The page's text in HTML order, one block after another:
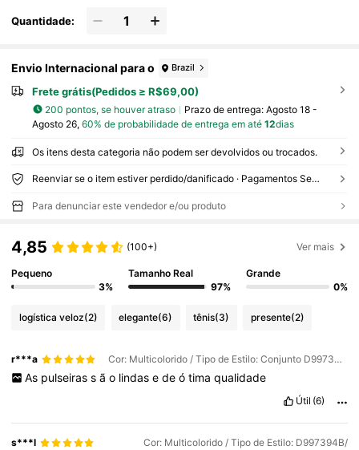
Quantidade:
Envio Internacional para o Brazil
Frete grátis(Pedidos ≥ R$69,00)
200 pontos, se houver atraso Prazo de entrega: Agosto 18 -
Agosto 26, 60% de probabilidade de entrega em até 12dias
Os itens desta categoria não podem ser devolvidos ou trocados.
Reenviar se o item estiver perdido/danificado · Pagamentos Seguros · Proteção de privacidade
Para denunciar este vendedor e/ou produto
4,85 (100+) Ver mais
Pequeno
3%
Tamanho Real
97%
Grande
0%
logística veloz(2) elegante(6) tênis(3) presente(2)
r***a Cor: Multicolorido / Tipo de Estilo: Conjunto D997394B-D997485B
As pulseiras s ã o lindas e de ó tima qualidade
Útil (6)
s***l Cor: Multicolorido / Tipo de Estilo: D997394B/